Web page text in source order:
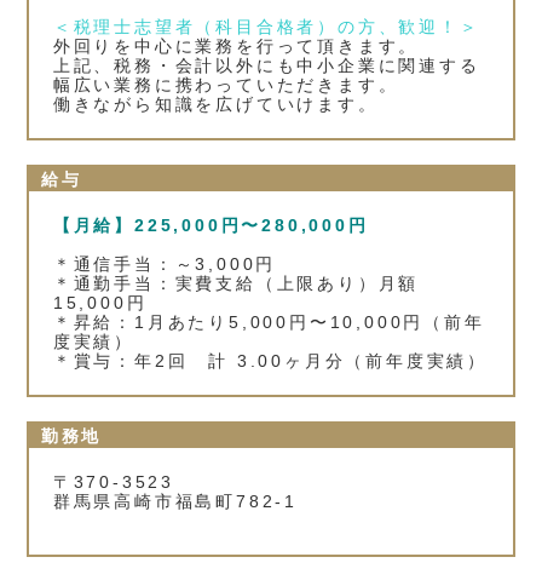
＜税理士志望者（科目合格者）の方、歓迎！＞
外回りを中心に業務を行って頂きます。
上記、税務・会計以外にも中小企業に関連する
幅広い業務に携わっていただきます。
働きながら知識を広げていけます。
給与
【月給】225,000円〜280,000円
＊通信手当：～3,000円
＊通勤手当：実費支給（上限あり）月額
15,000円
＊昇給：1月あたり5,000円〜10,000円（前年
度実績）
＊賞与：年2回 計 3.00ヶ月分（前年度実績）
勤務地
〒370-3523
群馬県高崎市福島町782‐1